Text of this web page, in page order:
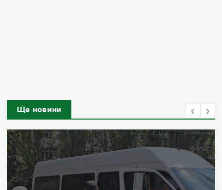
Ще новини